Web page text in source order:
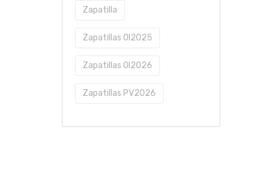
Zapatilla
Zapatillas OI2025
Zapatillas OI2026
Zapatillas PV2026